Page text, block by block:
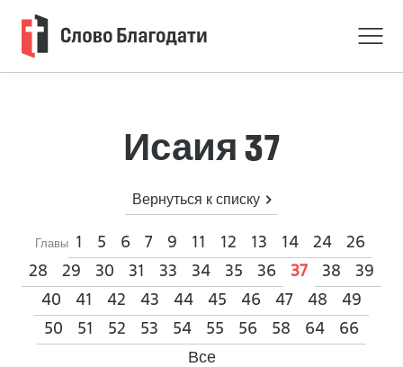
Исаия 37
Вернуться к списку
Главы 1 5 6 7 9 11 12 13 14 24
26
28
29 30 31 33 34 35 36 37 38
39
40
41 42 43 44 45 46 47 48
49
50
51 52 53 54 55 56 58 64
66
Все